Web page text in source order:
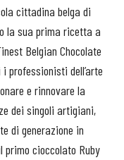
cittadina belga di
la sua prima ricetta a
Belgian Chocolate
professionisti dell’arte
e rinnovare la
dei singoli artigiani,
di generazione in
primo cioccolato Ruby